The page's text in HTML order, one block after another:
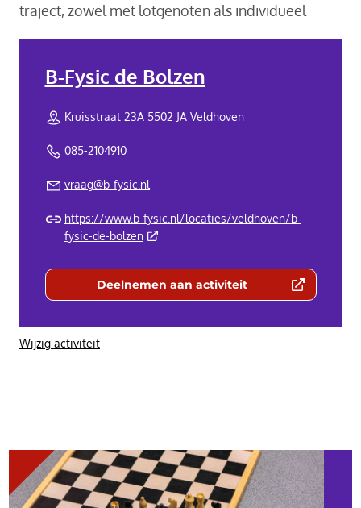
traject, zowel met lotgenoten als individueel
B-Fysic de Bolzen
Kruisstraat 23A 5502 JA Veldhoven
085-2104910
vraag@b-fysic.nl
https://www.b-fysic.nl/locaties/veldhoven/b-
fysic-de-bolzen(Deze link gaat naar een externe website)
Deelnemen aan activiteit(Deze link gaat naar een externe
Wijzig activiteit